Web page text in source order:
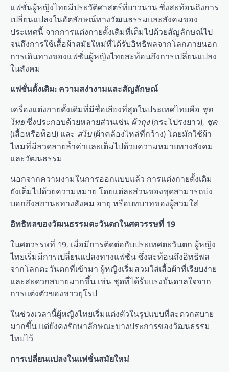
แฟชั่นผู้หญิงไทยมีประวัติศาสตร์ที่ยาวนาน ซึ่งสะท้อนถึงการ
เปลี่ยนแปลงในอัตลักษณ์ทางวัฒนธรรมและสังคมของ
ประเทศนี้ จากการแต่งกายดั้งเดิมที่เต็มไปด้วยสัญลักษณ์ไป
จนถึงการใช้เสื้อผ้าสมัยใหม่ที่ได้รับอิทธิพลจากโลกภายนอก
การเดินทางของแฟชั่นผู้หญิงไทยสะท้อนถึงการเปลี่ยนแปลง
ในสังคม
แฟชั่นดั้งเดิม: ความสง่างามและสัญลักษณ์
เครื่องแต่งกายดั้งเดิมที่มีชื่อเสียงที่สุดในประเทศไทยคือ ชุด
ไทยซึ่งประกอบด้วยหลายส่วนเช่น ผ้าถุง(กระโปรงยาว), ชุด
(เสื้อหรือท็อป) และ สไบ(ผ้าคล้องไหล่ที่กว้าง) โดยมักใช้ผ้า
ไหมที่มีลวดลายล้ำค่าและเต็มไปด้วยความหมายทางสังคม
และวัฒนธรรม
นอกจากความงามในการออกแบบแล้ว การแต่งกายดั้งเดิม
ยังเต็มไปด้วยความหมาย โดยแต่ละส่วนของชุดสามารถบ่ง
บอกถึงสถานะทางสังคม อายุ หรือบทบาทของผู้สวมใส่
อิทธิพลของวัฒนธรรมตะวันตกในศตวรรษที่ 19
ในศตวรรษที่ 19, เมื่อมีการติดต่อกับประเทศตะวันตก ผู้หญิง
ไทยเริ่มมีการเปลี่ยนแปลงทางแฟชั่น ซึ่งสะท้อนถึงอิทธิพล
จากโลกตะวันตกที่เข้ามา ผู้หญิงเริ่มสวมใส่เสื้อผ้าที่เรียบง่าย
และสะดวกสบายมากขึ้น เช่น ชุดที่ได้รับแรงบันดาลใจจาก
การแต่งตัวของชาวยุโรป
ในช่วงเวลานี้ผู้หญิงไทยเริ่มแต่งตัวในรูปแบบที่สะดวกสบาย
มากขึ้น แต่ยังคงรักษาลักษณะบางประการของวัฒนธรรม
ไทยไว้
การเปลี่ยนแปลงในแฟชั่นสมัยใหม่